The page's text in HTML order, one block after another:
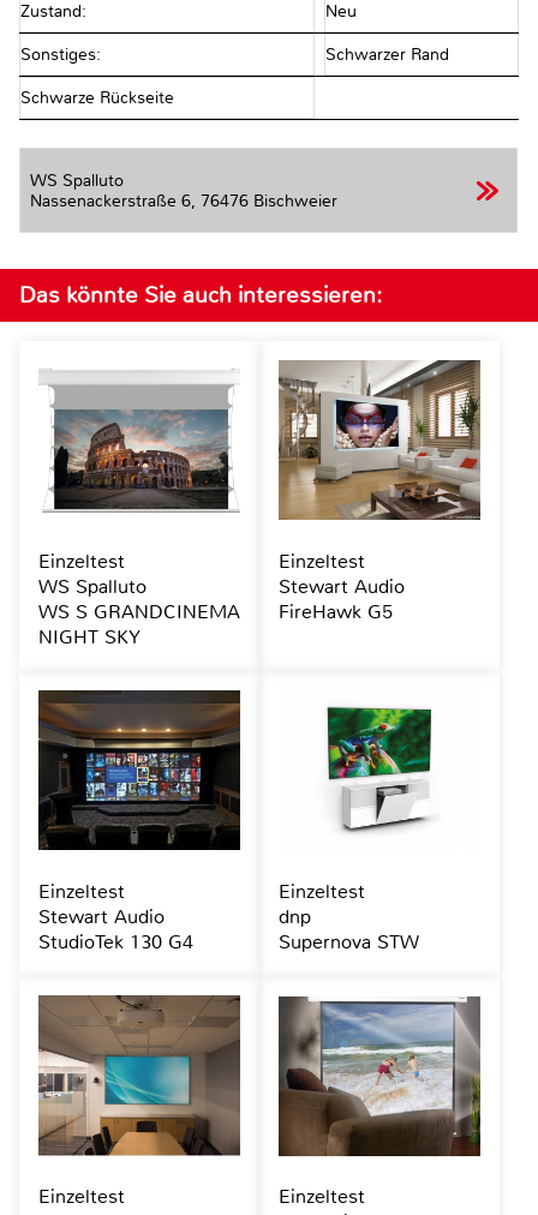
Zustand: Neu
Sonstiges: Schwarzer Rand
Schwarze Rückseite
WS Spalluto
Nassenackerstraße 6, 76476 Bischweier
Das könnte Sie auch interessieren:
Einzeltest
WS Spalluto
WS S GRANDCINEMA
NIGHT SKY
Einzeltest
Stewart Audio
FireHawk G5
Einzeltest
Stewart Audio
StudioTek 130 G4
Einzeltest
dnp
Supernova STW
Einzeltest
Einzeltest